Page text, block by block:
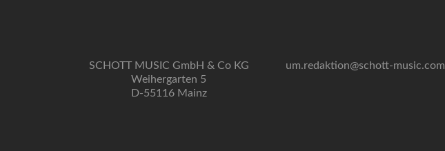
SCHOTT MUSIC GmbH & Co KG
Weihergarten 5
D-55116 Mainz
um.redaktion@schott-music.com